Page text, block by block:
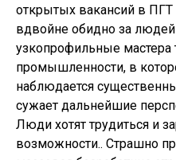
открытых вакансий в
вдвойне обидно за людей
узкопрофильные мастера
промышленности, в
наблюдается
сужает дальнейшие
Люди хотят трудиться и
возможности.. Страшно